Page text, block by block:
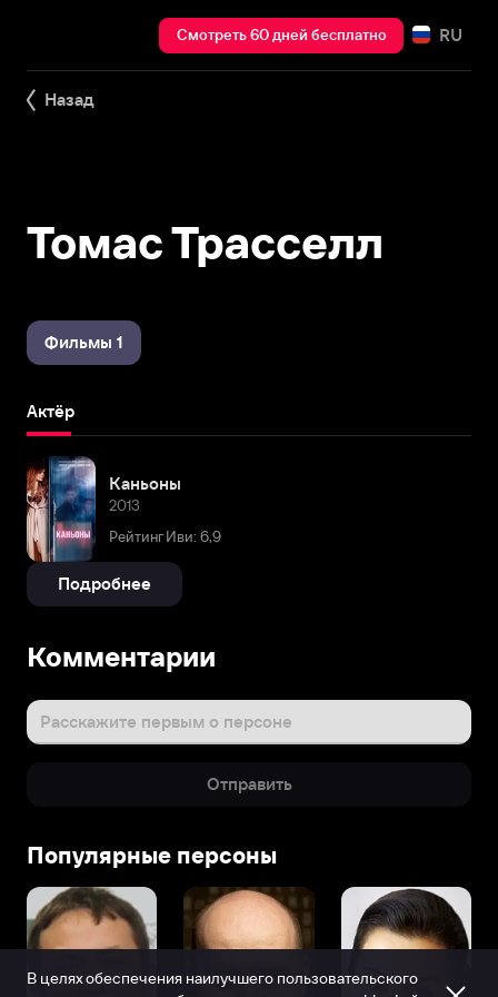
Смотреть 60 дней бесплатно RU
Назад
Томас Трасселл
Фильмы 1
Актёр
Каньоны
2013
Рейтинг Иви: 6,9
Подробнее
Комментарии
Расскажите первым о персоне
Отправить
Популярные персоны
В целях обеспечения наилучшего пользовательского